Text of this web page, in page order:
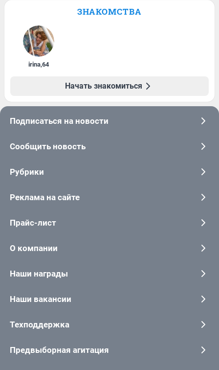
ЗНАКОМСТВА
irina,64
Начать знакомиться
Подписаться на новости
Сообщить новость
Рубрики
Реклама на сайте
Прайс-лист
О компании
Наши награды
Наши вакансии
Техподдержка
Предвыборная агитация